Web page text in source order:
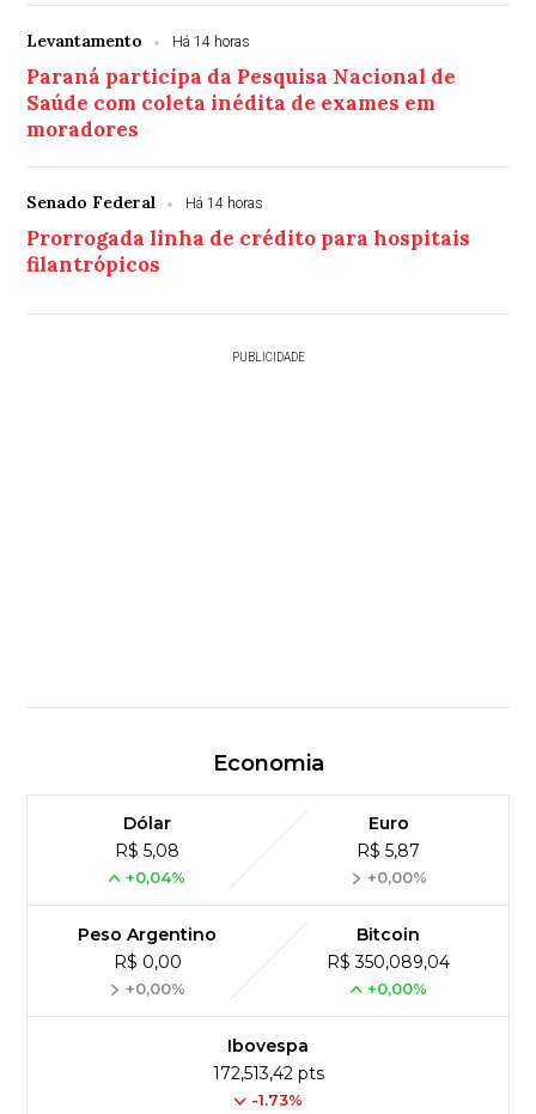
Levantamento Há 14 horas
Paraná participa da Pesquisa Nacional de
Saúde com coleta inédita de exames em
moradores
Senado Federal Há 14 horas
Prorrogada linha de crédito para hospitais
filantrópicos
PUBLICIDADE
Economia
Dólar
R$ 5,08
+0,04%
Euro
R$ 5,87
+0,00%
Peso Argentino
R$ 0,00
+0,00%
Bitcoin
R$ 350,089,04
+0,00%
Ibovespa
172,513,42 pts
-1.73%